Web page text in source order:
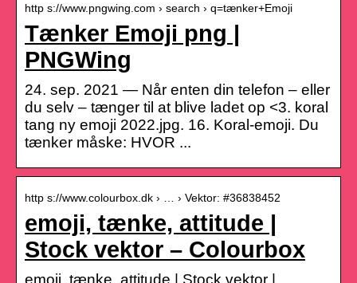
http s://www.pngwing.com › search › q=tænker+Emoji
Tænker Emoji png |
PNGWing
24. sep. 2021 — Når enten din telefon – eller
du selv – tænger til at blive ladet op <3. koral
tang ny emoji 2022.jpg. 16. Koral-emoji. Du
tænker måske: HVOR ...
http s://www.colourbox.dk › … › Vektor: #36838452
emoji, tænke, attitude |
Stock vektor – Colourbox
emoji, tænke, attitude | Stock vektor |